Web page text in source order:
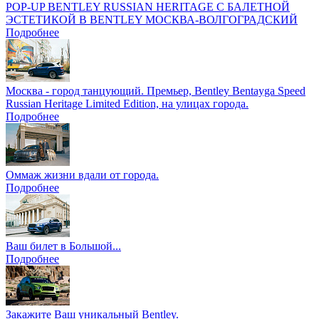
POP-UP BENTLEY RUSSIAN HERITAGE С БАЛЕТНОЙ
ЭСТЕТИКОЙ В BENTLEY МОСКВА-ВОЛГОГРАДСКИЙ
Подробнее
Москва - город танцующий. Премьер, Bentley Bentayga Speed
Russian Heritage Limited Edition, на улицах города.
Подробнее
Оммаж жизни вдали от города.
Подробнее
Ваш билет в Большой...
Подробнее
Закажите Ваш уникальный Bentley.